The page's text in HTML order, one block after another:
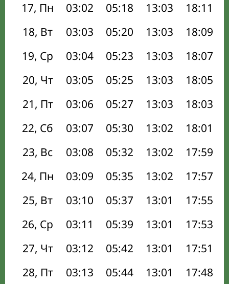
17, Пн
03:02 05:18 13:03 18:11
18, Вт
03:03 05:20 13:03 18:09
19, Ср
03:04 05:23 13:03 18:07
20, Чт
03:05 05:25 13:03 18:05
21, Пт
03:06 05:27 13:03 18:03
22, Сб
03:07 05:30 13:02 18:01
23, Вс
03:08 05:32 13:02 17:59
24, Пн
03:09 05:35 13:02 17:57
25, Вт
03:10 05:37 13:01 17:55
26, Ср
03:11 05:39 13:01 17:53
27, Чт
03:12 05:42 13:01 17:51
28, Пт
03:13 05:44 13:01 17:48